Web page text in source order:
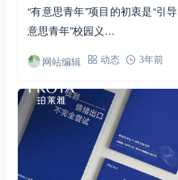
“有意思青年”项目的初衷是“引
意思青年”校园义…
网站编辑 动态 3年前